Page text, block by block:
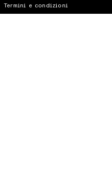
Termini e condizioni